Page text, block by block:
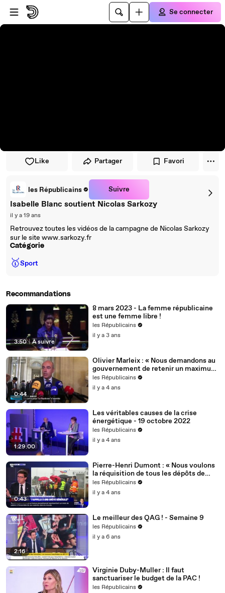
Passer au player
Passer au contenu principal
Se connecter
Like Partager Favori
les Républicains Suivre
Isabelle Blanc soutient Nicolas Sarkozy
il y a 19 ans
Retrouvez toutes les vidéos de la campagne de Nicolas Sarkozy
sur le site www.sarkozy.fr
Catégorie
🥇Sport
Recommandations
3:50 | À suivre
8 mars 2023 - La femme républicaine
est une femme libre !
les Républicains
il y a 3 ans
0:44
Olivier Marleix : « Nous demandons au
gouvernement de retenir un maximum
de nos propositions. »
les Républicains
il y a 4 ans
1:29:00
Les véritables causes de la crise
énergétique - 19 octobre 2022
les Républicains
il y a 4 ans
0:43
Pierre-Henri Dumont : « Nous voulons
la réquisition de tous les dépôts de
carburant ! »
les Républicains
il y a 4 ans
2:16
Le meilleur des QAG ! - Semaine 9
les Républicains
il y a 6 ans
Virginie Duby-Muller : Il faut
sanctuariser le budget de la PAC !
les Républicains